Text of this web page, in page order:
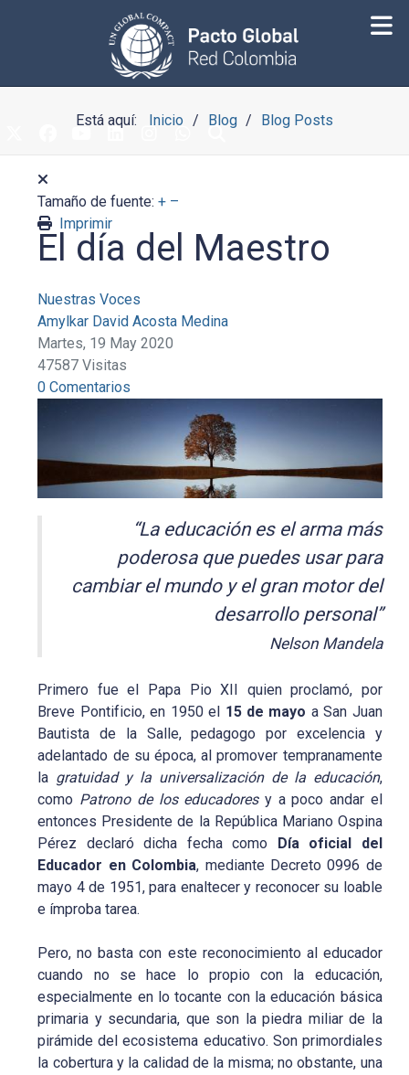
Está aquí: Inicio Blog Blog Posts
Tamaño de fuente: + –
Imprimir
El día del Maestro
Nuestras Voces
Amylkar David Acosta Medina
Martes, 19 May 2020
47587 Visitas
0 Comentarios
“La educación es el arma más
poderosa que puedes usar para
cambiar el mundo y el gran motor del
desarrollo personal”
Nelson Mandela
Primero fue el Papa Pio XII quien proclamó, por
Breve Pontificio, en 1950 el 15 de mayo a San Juan
Bautista de la Salle, pedagogo por excelencia y
adelantado de su época, al promover tempranamente
la gratuidad y la universalización de la educación,
como Patrono de los educadores y a poco andar el
entonces Presidente de la República Mariano Ospina
Pérez declaró dicha fecha como
Día oficial del
Educador en Colombia, mediante Decreto 0996 de
mayo 4 de 1951, para enaltecer y reconocer su loable
e ímproba tarea.
Pero, no basta con este reconocimiento al educador
cuando no se hace lo propio con la educación,
especialmente en lo tocante con la educación básica
primaria y secundaria, que son la piedra miliar de la
pirámide del ecosistema educativo. Son primordiales
la cobertura y la calidad de la misma; no obstante, una